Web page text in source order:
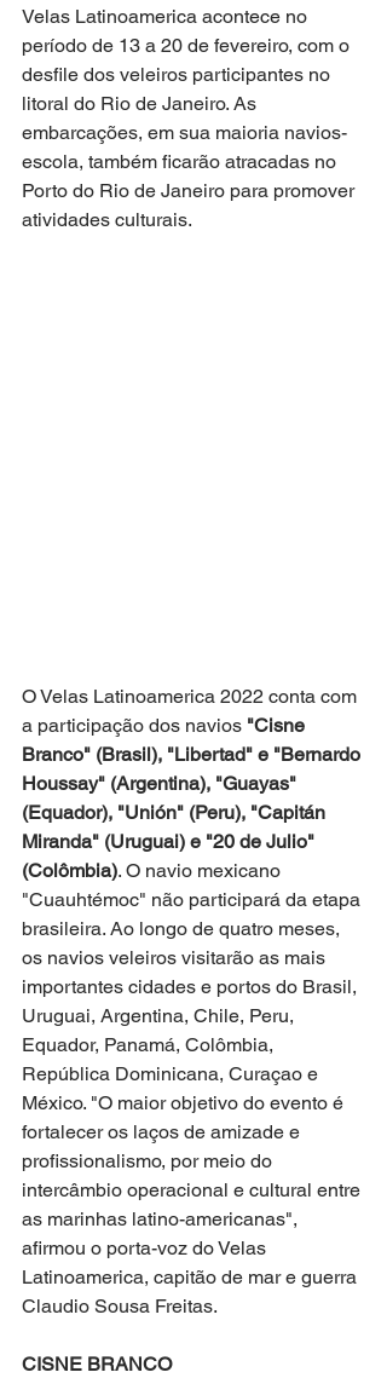
Velas Latinoamerica acontece no
período de 13 a 20 de fevereiro, com o
desfile dos veleiros participantes no
litoral do Rio de Janeiro. As
embarcações, em sua maioria navios-
escola, também ficarão atracadas no
Porto do Rio de Janeiro para promover
atividades culturais.
O Velas Latinoamerica 2022 conta com
a participação dos navios "Cisne
Branco" (Brasil), "Libertad" e "Bernardo
Houssay" (Argentina), "Guayas"
(Equador), "Unión" (Peru), "Capitán
Miranda" (Uruguai) e "20 de Julio"
(Colômbia). O navio mexicano
"Cuauhtémoc" não participará da etapa
brasileira. Ao longo de quatro meses,
os navios veleiros visitarão as mais
importantes cidades e portos do Brasil,
Uruguai, Argentina, Chile, Peru,
Equador, Panamá, Colômbia,
República Dominicana, Curaçao e
México. "O maior objetivo do evento é
fortalecer os laços de amizade e
profissionalismo, por meio do
intercâmbio operacional e cultural entre
as marinhas latino-americanas",
afirmou o porta-voz do Velas
Latinoamerica, capitão de mar e guerra
Claudio Sousa Freitas.
CISNE BRANCO